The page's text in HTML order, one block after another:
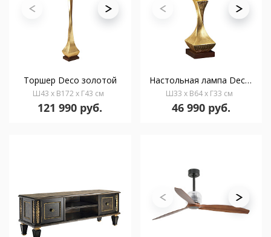
Торшер Deco золотой
Ш43 x В172 x Г43 см
121 990 руб.
Настольная лампа Deco1L золотая
Ш33 x В64 x Г33 см
46 990 руб.